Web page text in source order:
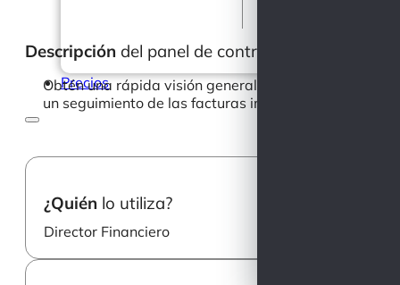
Precios
Descripción del panel de control
Obtén una rápida visión general de tu saldo
un seguimiento de las facturas impagadas y sus
¿Quién lo utiliza?
Director Financiero